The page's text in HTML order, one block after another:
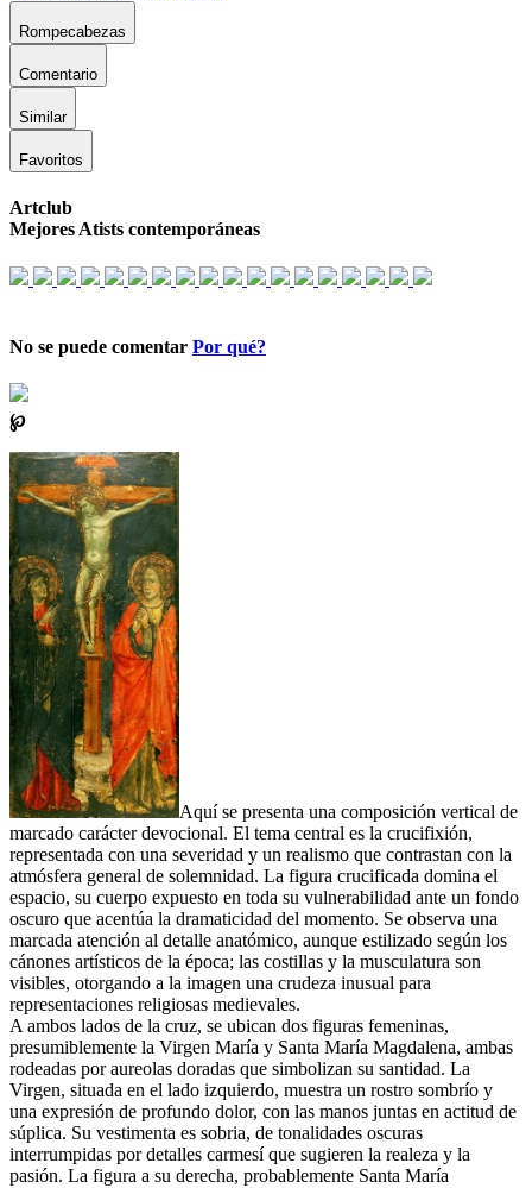
Rompecabezas
Comentario
Similar
Favoritos
Artclub
Mejores Atists contemporáneas
No se puede comentar Por qué?
℘
Aquí se presenta una composición vertical de
marcado carácter devocional. El tema central es la crucifixión,
representada con una severidad y un realismo que contrastan con la
atmósfera general de solemnidad. La figura crucificada domina el
espacio, su cuerpo expuesto en toda su vulnerabilidad ante un fondo
oscuro que acentúa la dramaticidad del momento. Se observa una
marcada atención al detalle anatómico, aunque estilizado según los
cánones artísticos de la época; las costillas y la musculatura son
visibles, otorgando a la imagen una crudeza inusual para
representaciones religiosas medievales.
A ambos lados de la cruz, se ubican dos figuras femeninas,
presumiblemente la Virgen María y Santa María Magdalena, ambas
rodeadas por aureolas doradas que simbolizan su santidad. La
Virgen, situada en el lado izquierdo, muestra un rostro sombrío y
una expresión de profundo dolor, con las manos juntas en actitud de
súplica. Su vestimenta es sobria, de tonalidades oscuras
interrumpidas por detalles carmesí que sugieren la realeza y la
pasión. La figura a su derecha, probablemente Santa María